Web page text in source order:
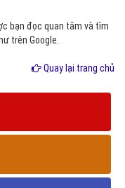
bạn đọc quan tâm và tìm
trên Google.
Quay lại trang chủ